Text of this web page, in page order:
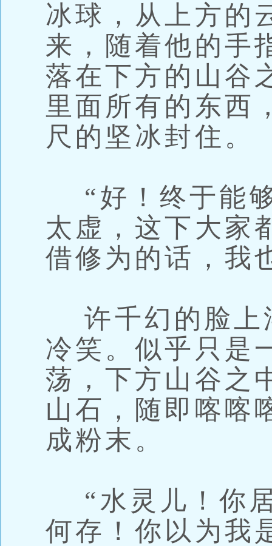
冰球，从上方的
来，随着他的手
落在下方的山谷
里面所有的东西
尺的坚冰封住。
“好！终于能
太虚，这下大家
借修为的话，我
许千幻的脸上
冷笑。似乎只是
荡，下方山谷之
山石，随即喀喀
成粉末。
“水灵儿！你
何存！你以为我